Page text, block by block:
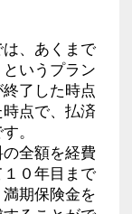
、あくまで
いうプラン
了した時点
点で、払済
。
全額を経費
０年目まで
期保険金を